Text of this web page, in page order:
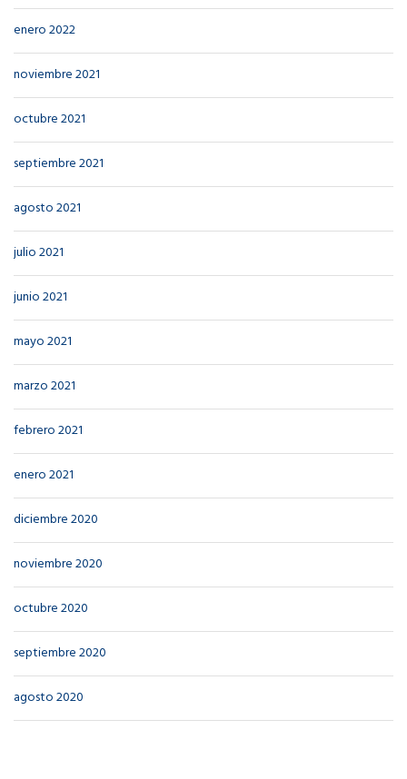
enero 2022
noviembre 2021
octubre 2021
septiembre 2021
agosto 2021
julio 2021
junio 2021
mayo 2021
marzo 2021
febrero 2021
enero 2021
diciembre 2020
noviembre 2020
octubre 2020
septiembre 2020
agosto 2020